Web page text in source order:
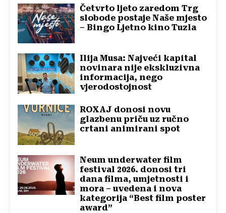
Četvrto ljeto zaredom Trg
slobode postaje Naše mjesto
– Bingo Ljetno kino Tuzla
Ilija Musa: Najveći kapital
novinara nije ekskluzivna
informacija, nego
vjerodostojnost
ROXAJ donosi novu
glazbenu priču uz ručno
crtani animirani spot
Neum underwater film
festival 2026. donosi tri
dana filma, umjetnosti i
mora – uvedena i nova
kategorija “Best film poster
award”